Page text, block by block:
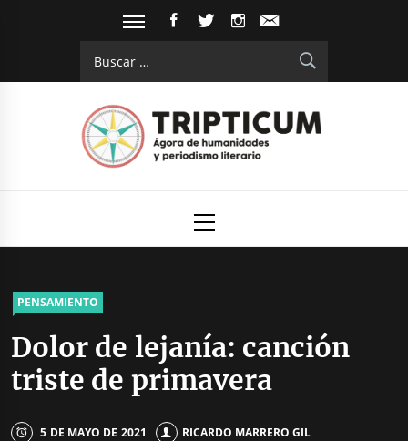
FACEBOOKTWITTERINSTAGRAM
principal
PENSAMIENTO
Dolor de lejanía: canción
triste de primavera
5 DE MAYO DE 2021 RICARDO MARRERO GIL